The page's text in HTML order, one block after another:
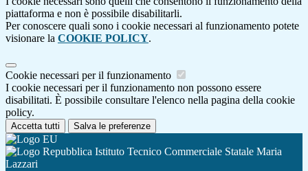
piattaforma e non è possibile disabilitarli.
Per conoscere quali sono i cookie necessari al funzionamento potete
visionare la COOKIE POLICY.
Cookie necessari per il funzionamento
I cookie necessari per il funzionamento non possono essere
disabilitati. È possibile consultare l'elenco nella pagina della cookie
policy.
Accetta tutti Salva le preferenze
Istituto Tecnico Commerciale Statale Maria
Lazzari